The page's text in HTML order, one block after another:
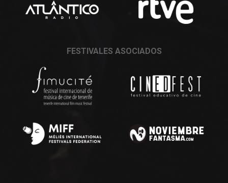
FESTIVALES ASOCIADOS